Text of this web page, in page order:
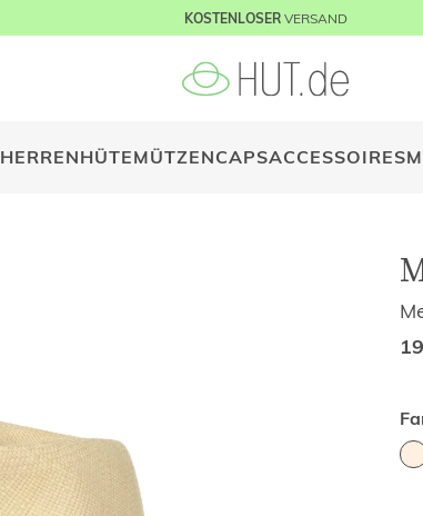
KOSTENLOSERVERSAND
HERRENHÜTEMÜTZENCAPSACCESSOIRES